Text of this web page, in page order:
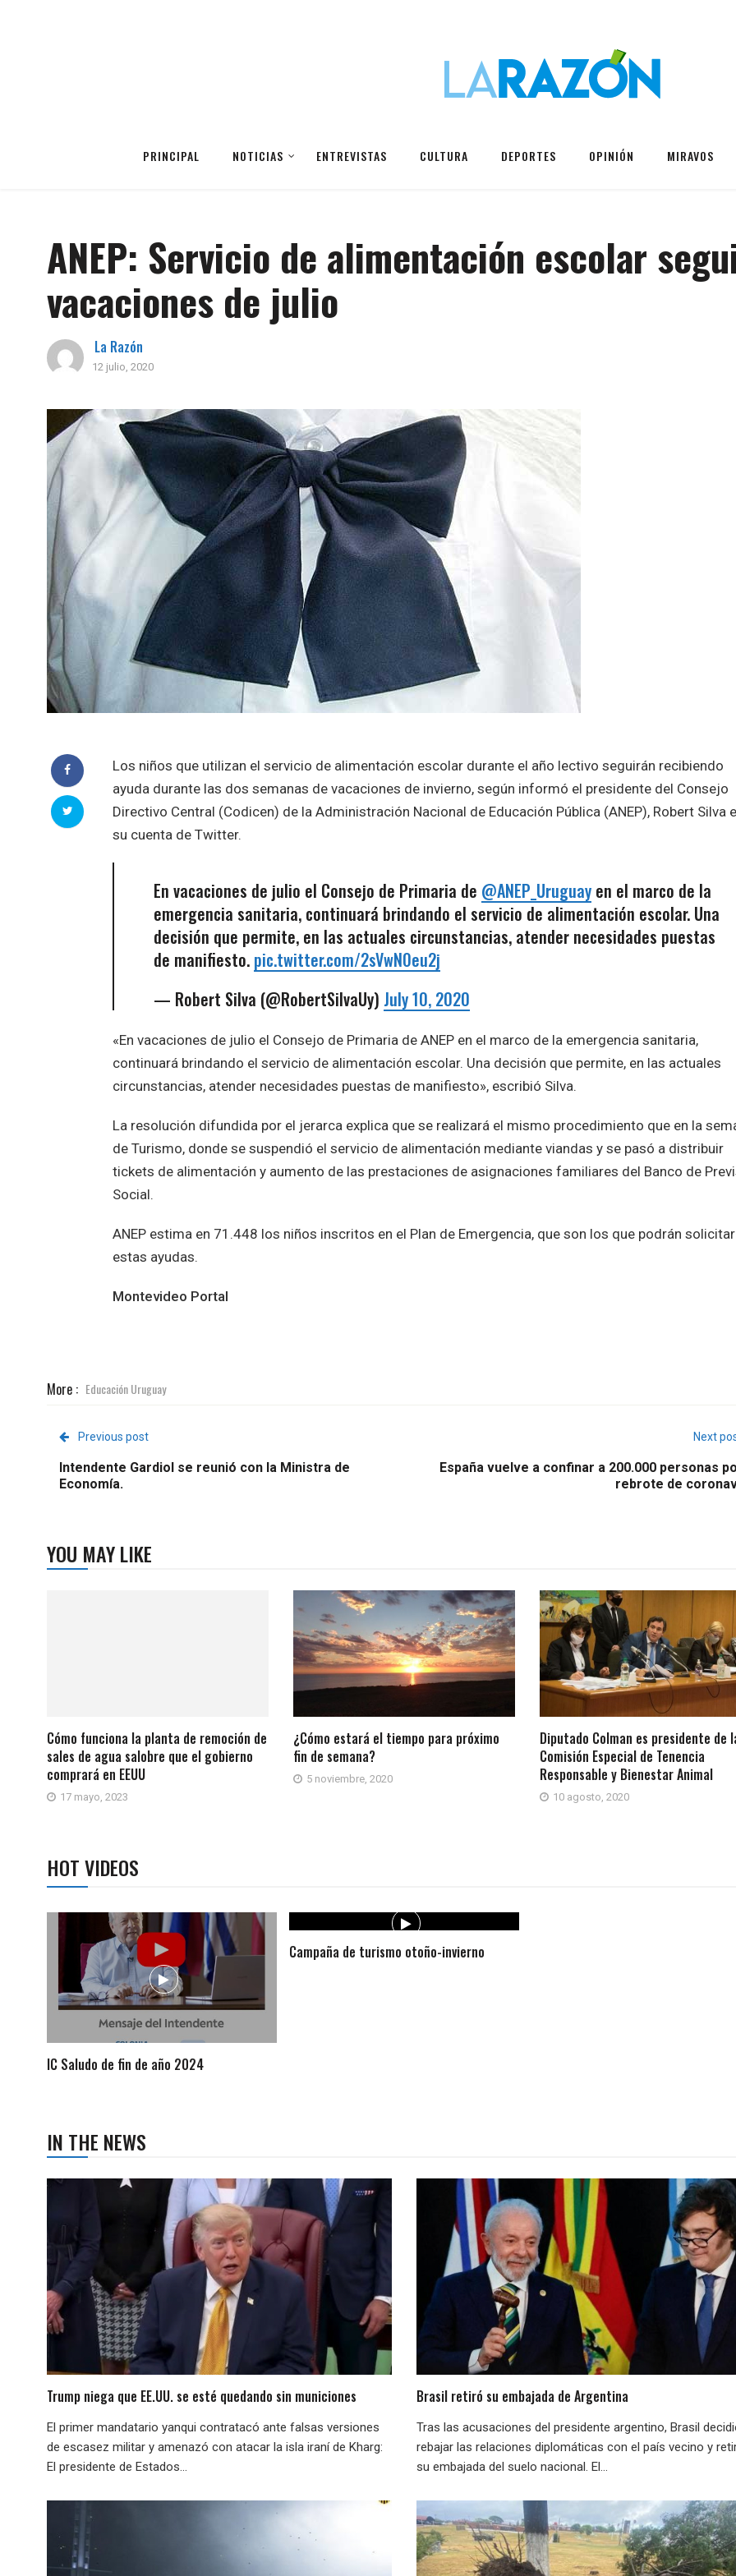
PRINCIPAL NOTICIAS ENTREVISTAS CULTURA DEPORTES OPINIÓN MIRAVOS
ANEP: Servicio de alimentación escolar
vacaciones de julio
La Razón
12 julio, 2020
Los niños que utilizan el servicio de alimentación escolar durante el año lectivo seguirán recibiendo
ayuda durante las dos semanas de vacaciones de invierno, según informó el presidente del Consejo
Directivo Central (Codicen) de la Administración Nacional de Educación Pública (ANEP), Robert Silva
su cuenta de Twitter.
En vacaciones de julio el Consejo de Primaria de @ANEP_Uruguay en el marco de la
emergencia sanitaria, continuará brindando el servicio de alimentación escolar. Una
decisión que permite, en las actuales circunstancias, atender necesidades puestas
de manifiesto. pic.twitter.com/2sVwN0eu2j
— Robert Silva (@RobertSilvaUy) July 10, 2020
«En vacaciones de julio el Consejo de Primaria de ANEP en el marco de la emergencia sanitaria,
continuará brindando el servicio de alimentación escolar. Una decisión que permite, en las actuales
circunstancias, atender necesidades puestas de manifiesto», escribió Silva.
La resolución difundida por el jerarca explica que se realizará el mismo procedimiento que en la
de Turismo, donde se suspendió el servicio de alimentación mediante viandas y se pasó a distribuir
tickets de alimentación y aumento de las prestaciones de asignaciones familiares del Banco de
Social.
ANEP estima en 71.448 los niños inscritos en el Plan de Emergencia, que son los que podrán solicitar
estas ayudas.
Montevideo Portal
More : Educación Uruguay
Previous post
Intendente Gardiol se reunió con la Ministra de
Economía.
Next
España vuelve a confinar a 200.000 personas
rebrote de
YOU MAY LIKE
Cómo funciona la planta de remoción de
sales de agua salobre que el gobierno
comprará en EEUU
17 mayo, 2023
¿Cómo estará el tiempo para próximo
fin de semana?
5 noviembre, 2020
Diputado Colman es presidente de
Comisión Especial de Tenencia
Responsable y Bienestar Animal
10 agosto, 2020
HOT VIDEOS
IC Saludo de fin de año 2024
Campaña de turismo otoño-invierno
IN THE NEWS
Trump niega que EE.UU. se esté quedando sin municiones
El primer mandatario yanqui contratacó ante falsas versiones
de escasez militar y amenazó con atacar la isla iraní de Kharg:
El presidente de Estados...
Brasil retiró su embajada de Argentina
Tras las acusaciones del presidente argentino, Brasil
rebajar las relaciones diplomáticas con el país vecino y
su embajada del suelo nacional. El...